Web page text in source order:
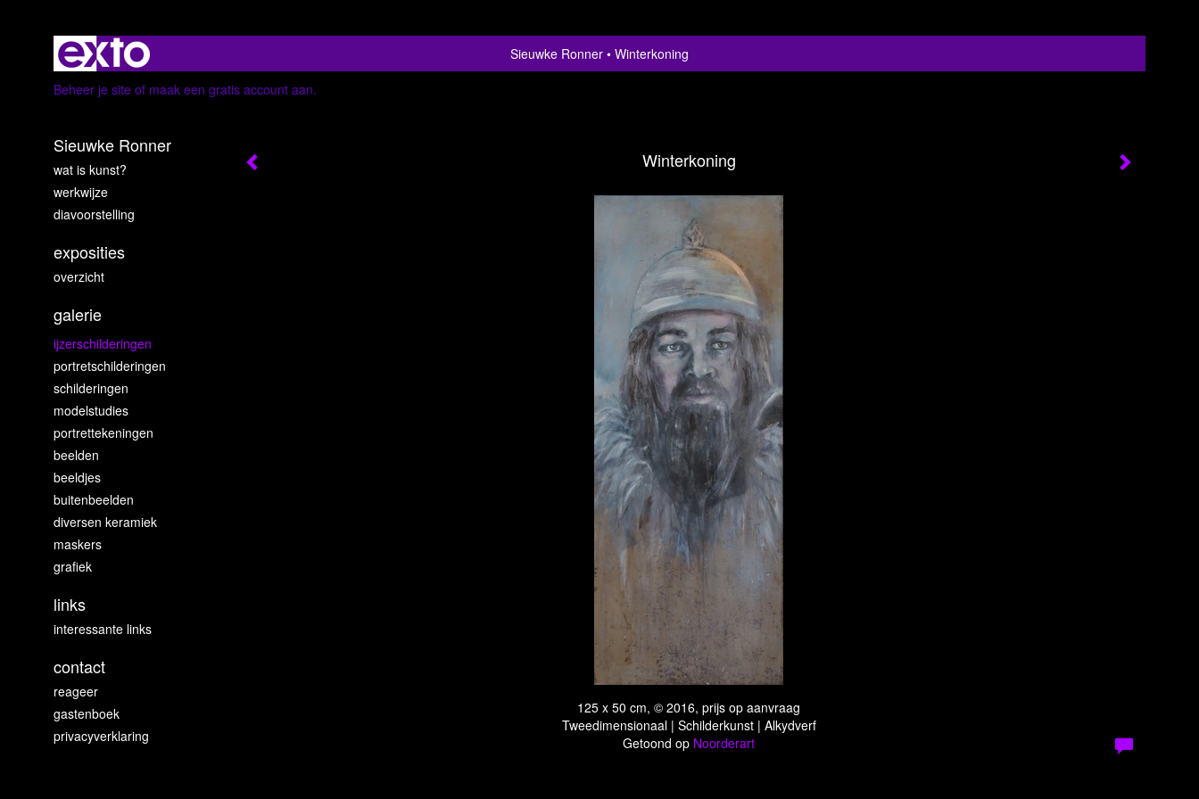
Sieuwke Ronner
Winterkoning
Beheer je site of maak een gratis account aan.
Winterkoning
125 x 50 cm, © 2016, prijs op aanvraag
Tweedimensionaal | Schilderkunst | Alkydverf
Getoond op Noorderart
Sieuwke Ronner
wat is kunst?
werkwijze
diavoorstelling
exposities
overzicht
galerie
ijzerschilderingen
portretschilderingen
schilderingen
modelstudies
portrettekeningen
beelden
beeldjes
buitenbeelden
diversen keramiek
maskers
grafiek
links
interessante links
contact
reageer
gastenboek
privacyverklaring